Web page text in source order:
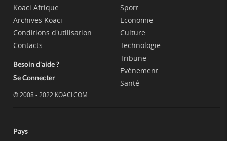
Koaci Afrique
Archives Koaci
Conditions d'utilisation
Contacts
Besoin d'aide ?
Se Connecter
© 2008 - 2022 KOACI.COM
Sport
Economie
Culture
Technologie
Tribune
Evènement
Santé
Pays